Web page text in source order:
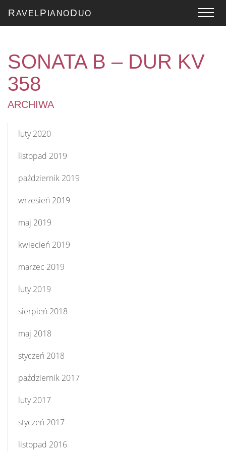
RAVEL P IANOD UO
SONATA B – DUR KV
358
ARCHIWA
luty 2020
listopad 2019
październik 2019
wrzesień 2019
maj 2019
kwiecień 2019
marzec 2019
luty 2019
sierpień 2018
maj 2018
styczeń 2018
październik 2017
luty 2017
styczeń 2017
listopad 2016